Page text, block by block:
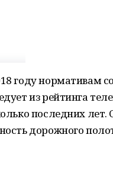
году нормативам
из рейтинга
последних
дорожного